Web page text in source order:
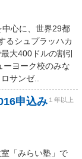
心に、世界29都
るシュプラッハカ
大400ドルの割引
ーヨーク校のみな
サンゼ..
申込み １年以上
「みらい塾」で